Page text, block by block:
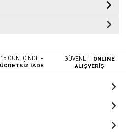
15 GÜN İÇİNDE -
ÜCRETSİZ İADE
GÜVENLİ - ONLINE
ALIŞVERİŞ